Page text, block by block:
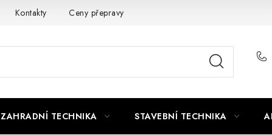
Kontakty Ceny přepravy
ZAHRADNÍ TECHNIKA STAVEBNÍ TECHNIKA